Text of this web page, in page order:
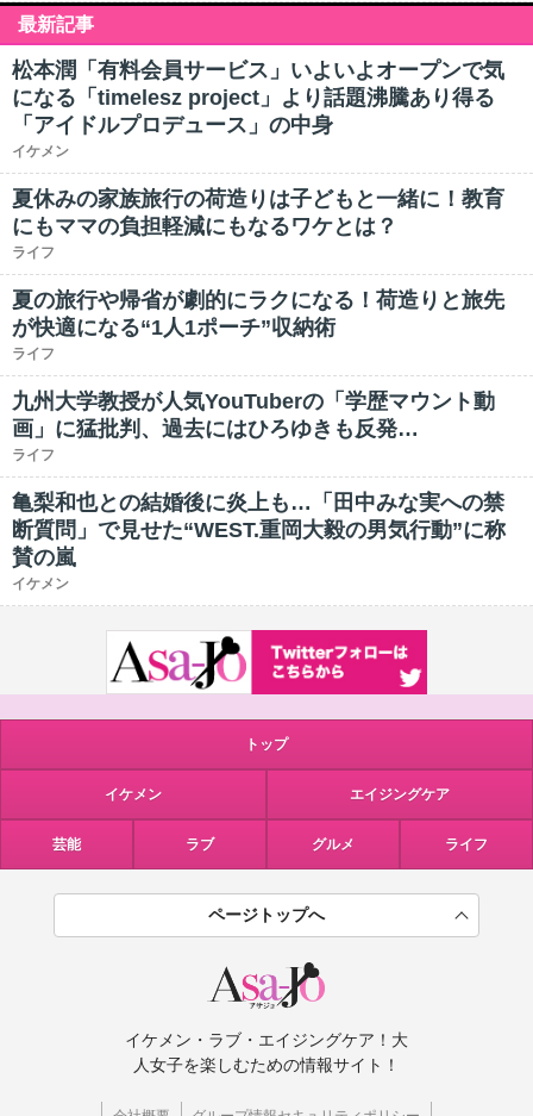
最新記事
松本潤「有料会員サービス」いよいよオープンで気
になる「timelesz project」より話題沸騰あり得る
「アイドルプロデュース」の中身
イケメン
夏休みの家族旅行の荷造りは子どもと一緒に！教育
にもママの負担軽減にもなるワケとは？
ライフ
夏の旅行や帰省が劇的にラクになる！荷造りと旅先
が快適になる“1人1ポーチ”収納術
ライフ
九州大学教授が人気YouTuberの「学歴マウント動
画」に猛批判、過去にはひろゆきも反発…
ライフ
亀梨和也との結婚後に炎上も…「田中みな実への禁
断質問」で見せた“WEST.重岡大毅の男気行動”に称
賛の嵐
イケメン
トップ
イケメン エイジングケア
芸能 ラブ グルメ ライフ
ページトップへ
イケメン・ラブ・エイジングケア！大
人女子を楽しむための情報サイト！